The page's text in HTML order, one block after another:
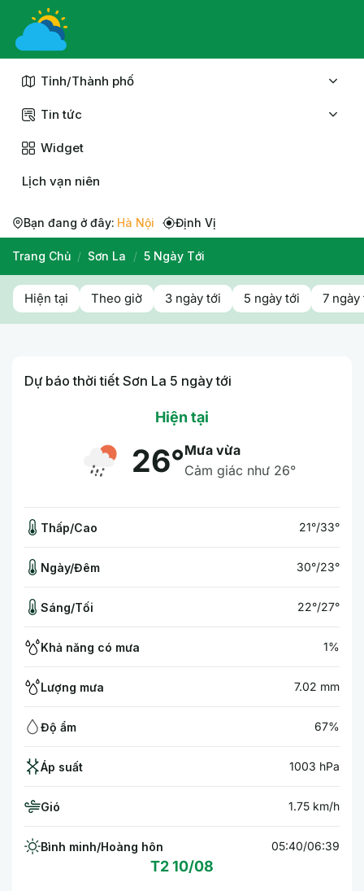
Chuyển
nội
Tỉnh/Thành phố
Tin tức
Widget
Lịch vạn niên
Bạn đang ở đây: Hà Nội Định Vị
Trang Chủ / Sơn La / 5 Ngày Tới
Hiện tại Theo giờ 3 ngày tới 5 ngày tới 7 ngày
Dự báo thời tiết Sơn La 5 ngày tới
Hiện tại
26°Mưa vừa
Cảm giác như 26°
Thấp/Cao 21°/33°
Ngày/Đêm 30°/23°
Sáng/Tối 22°/27°
Khả năng có mưa 1%
Lượng mưa 7.02 mm
Độ ẩm 67%
Áp suất 1003 hPa
Gió 1.75 km/h
Bình minh/Hoàng hôn 05:40/06:39
T2 10/08